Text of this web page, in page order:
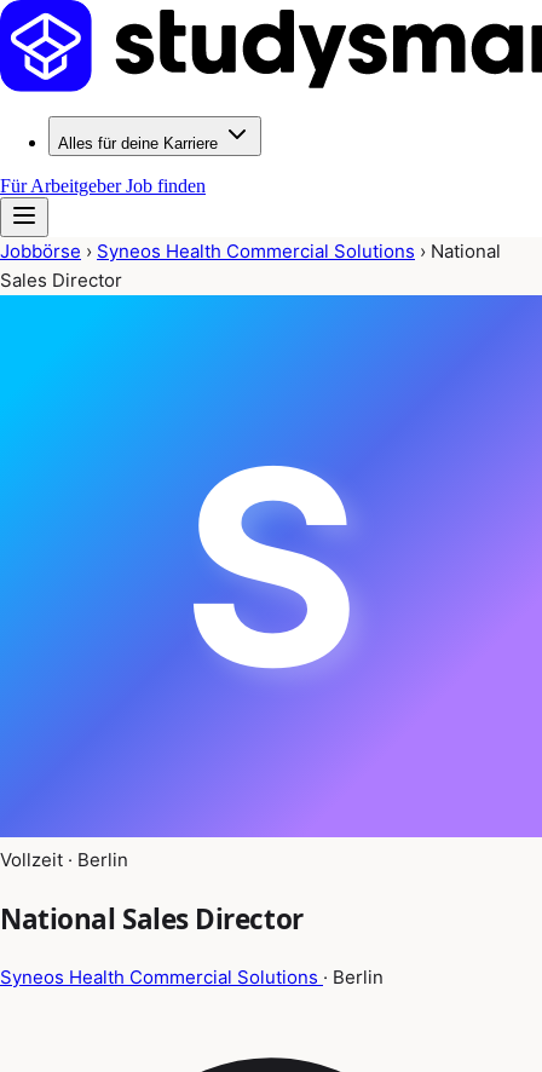
Alles für deine Karriere
Für ArbeitgeberJob finden
Jobbörse › Syneos Health Commercial Solutions › National
Sales Director
S
Vollzeit · Berlin
National Sales Director
Syneos Health Commercial Solutions · Berlin